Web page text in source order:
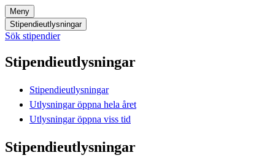
Meny
Stipendieutlysningar
Sök stipendier
Stipendieutlysningar
Stipendieutlysningar
Utlysningar öppna hela året
Utlysningar öppna viss tid
Stipendieutlysningar